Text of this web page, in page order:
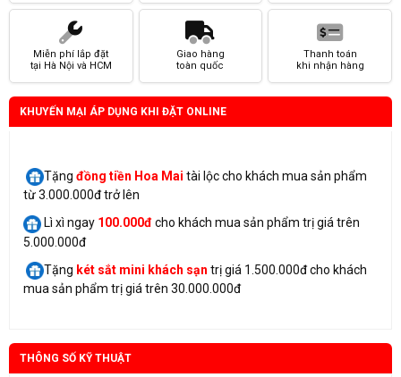
Miễn phí lắp đặt
tại Hà Nội và HCM
Giao hàng
toàn quốc
Thanh toán
khi nhận hàng
KHUYẾN MẠI ÁP DỤNG KHI ĐẶT ONLINE
Tặng đồng tiền Hoa Mai tài lộc cho khách mua sản phẩm
từ 3.000.000đ trở lên
Lì xì ngay 100.000đcho khách mua sản phẩm trị giá trên
5.000.000đ
Tặng két sắt mini khách sạn trị giá 1.500.000đ cho khách
mua sản phẩm trị giá trên 30.000.000đ
THÔNG SỐ KỸ THUẬT